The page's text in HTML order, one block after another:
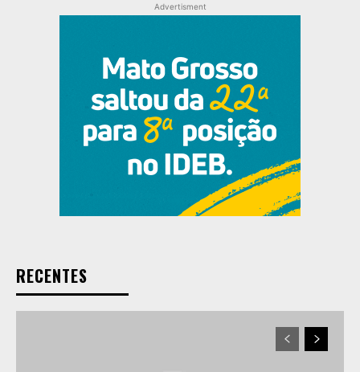
Advertisment
RECENTES